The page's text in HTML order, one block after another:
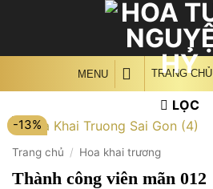
MENU TRANG CHỦ
LỌC
-13%
Trang chủ / Hoa khai trương
Thành công viên mãn 012